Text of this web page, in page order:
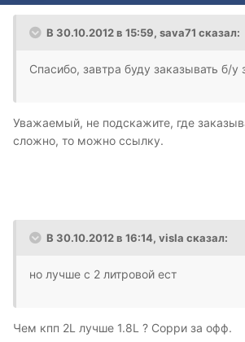
В 30.10.2012 в 15:59, sava71 сказал:
Спасибо, завтра буду заказывать б/у
Уважаемый, не подскажите, где
сложно, то можно ссылку.
В 30.10.2012 в 16:14, visla сказал:
но лучше с 2 литровой ест
Чем кпп 2L лучше 1.8L ? Cорри за офф.